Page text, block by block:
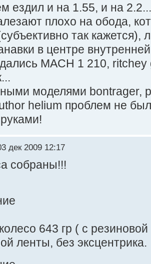
ездил и на 1.55, и на 2.2...
плохо на обода,
так кажется),
в центре
MACH 1 210,
моделями bontrager,
helium проблем не
дек 2009 12:17
собраны!!!
643 гр ( с
ленты, без эксцентрика.